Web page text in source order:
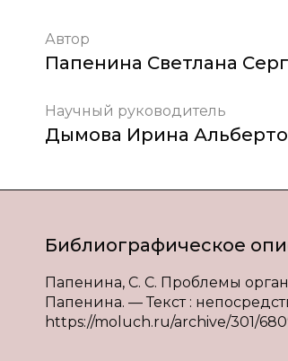
Автор
Папенина Светлана
Научный руководитель
Дымова Ирина
Библиографическое
Папенина, С. С. Проблемы
Папенина. — Текст :
https://moluch.ru/archive/301/